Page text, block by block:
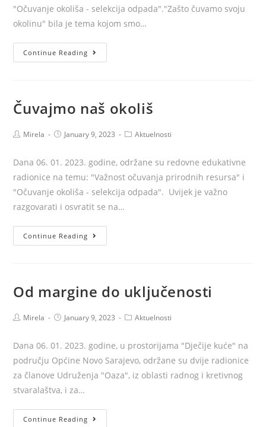
"Očuvanje okoliša - selekcija odpada"."Zašto čuvamo svoju
okolinu" bila je tema kojom smo…
Continue Reading
naš
Čuvajmo naš okoliš
PostMirela
PostJanuary 9, 2023
PostAktuelnosti
Dana 06. 01. 2023. godine, održane su redovne edukativne
radionice na temu: "Važnost očuvanja prirodnih resursa" i
"Očuvanje okoliša - selekcija odpada". Uvijek je važno
razgovarati i osvratit se na…
Continue Reading
naš
Od margine do uključenosti
PostMirela
PostJanuary 9, 2023
PostAktuelnosti
Dana 06. 01. 2023. godine, u prostorijama "Dječije kuće" na
području Općine Novo Sarajevo, održane su dvije radionice
za članove Udruženja "Oaza", iz oblasti radnog i kretivnog
stvaralaštva, i za…
Continue Reading